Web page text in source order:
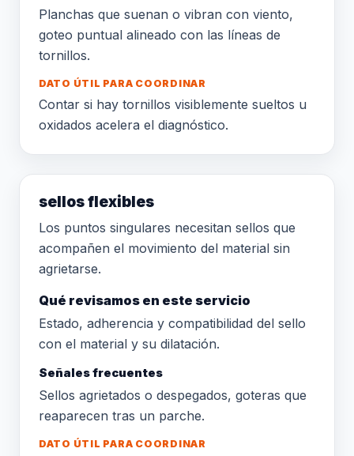
Planchas que suenan o vibran con viento,
goteo puntual alineado con las líneas de
tornillos.
DATO ÚTIL PARA COORDINAR
Contar si hay tornillos visiblemente sueltos u
oxidados acelera el diagnóstico.
sellos flexibles
Los puntos singulares necesitan sellos que
acompañen el movimiento del material sin
agrietarse.
Qué revisamos en este servicio
Estado, adherencia y compatibilidad del sello
con el material y su dilatación.
Señales frecuentes
Sellos agrietados o despegados, goteras que
reaparecen tras un parche.
DATO ÚTIL PARA COORDINAR